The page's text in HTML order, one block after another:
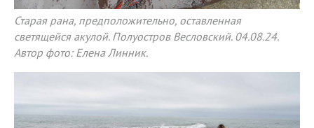
Старая рана, предположительно, оставленная
светящейся акулой. Полуостров Весловский. 04.08.24.
Автор фото: Елена Линник.